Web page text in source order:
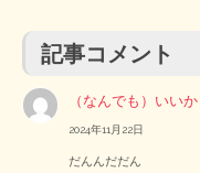
記事コメント
（なんでも）いい
2024年11月22日
だんんだだん